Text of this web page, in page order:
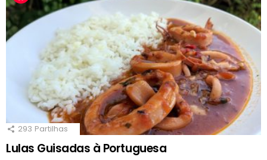
293 Partilhas
Lulas Guisadas à Portuguesa